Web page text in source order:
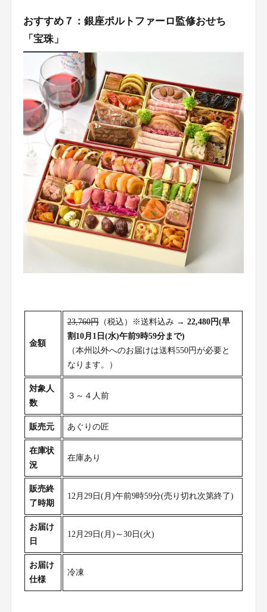
おすすめ７：銀座ポルトファーロ監修おせち
「宝珠」
金額
23,760円（税込）※送料込み → 22,480円(早
割10月1日(水)午前9時59分まで)
（本州以外へのお届けは送料550円が必要と
なります。）
対象人
数
３～４人前
販売元 あぐりの匠
在庫状
況
在庫あり
販売終
了時期
12月29日(月)午前9時59分(売り切れ次第終了)
お届け
日
12月29日(月)～30日(火)
お届け
仕様
冷凍